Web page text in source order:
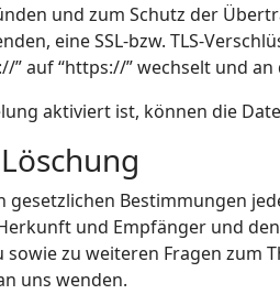
und zum Schutz der
eine SSL-bzw. TLS-
” auf “https://” wechselt und
aktiviert ist, können die
gesetzlichen Bestimmungen
und Empfänger und
zu weiteren Fragen
uns wenden.